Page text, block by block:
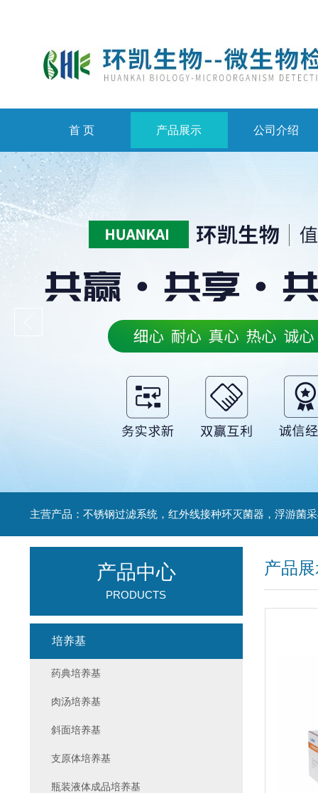
首 页 产品展示 公司介绍
产品
产品中心
PRODUCTS
培养基
药典培养基
肉汤培养基
斜面培养基
支原体培养基
瓶装液体成品培养基